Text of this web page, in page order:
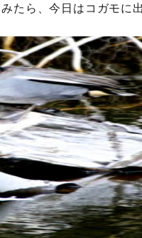
たら、今日はコガモに